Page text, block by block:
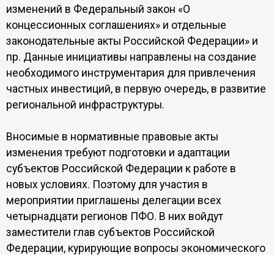
изменений в Федеральный закон «О
концессионных соглашениях» и отдельные
законодательные акты Российской Федерации» и
пр. Данные инициативы направлены на создание
необходимого инструментария для привлечения
частных инвестиций, в первую очередь, в развитие
региональной инфраструктуры.
Вносимые в нормативные правовые акты
изменения требуют подготовки и адаптации
субъектов Российской Федерации к работе в
новых условиях. Поэтому для участия в
мероприятии приглашены делегации всех
четырнадцати регионов ПФО. В них войдут
заместители глав субъектов Российской
Федерации, курирующие вопросы экономического